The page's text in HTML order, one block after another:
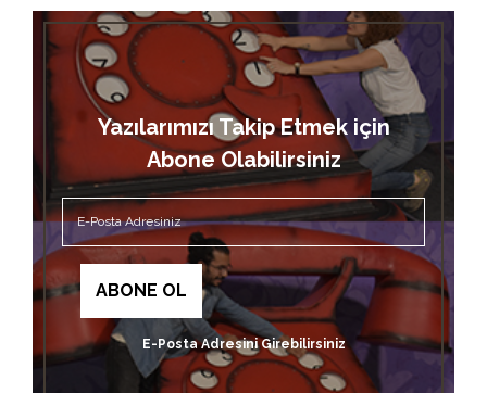
Yazılarımızı Takip Etmek için
Abone Olabilirsiniz
E-Posta Adresini Girebilirsiniz